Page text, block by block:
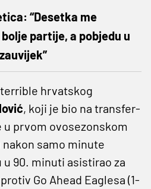
“Desetka me
partije, a pobjedu u
hrvatskog
, koji je bio na transfer-
prvom ovosezonskom
samo minute
90. minuti asistirao za
Go Ahead Eaglesa (1-